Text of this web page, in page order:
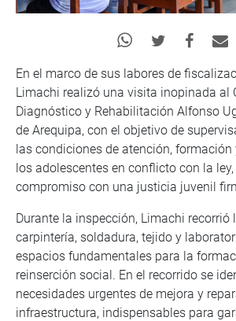
En el marco de sus labores de
Limachi realizó una visita inopinada al
Diagnóstico y Rehabilitación Alfonso
de Arequipa, con el objetivo de
las condiciones de atención, formación
los adolescentes en conflicto con la
compromiso con una justicia juvenil
Durante la inspección, Limachi recorrió
carpintería, soldadura, tejido y
espacios fundamentales para la
reinserción social. En el recorrido se
necesidades urgentes de mejora y
infraestructura, indispensables para